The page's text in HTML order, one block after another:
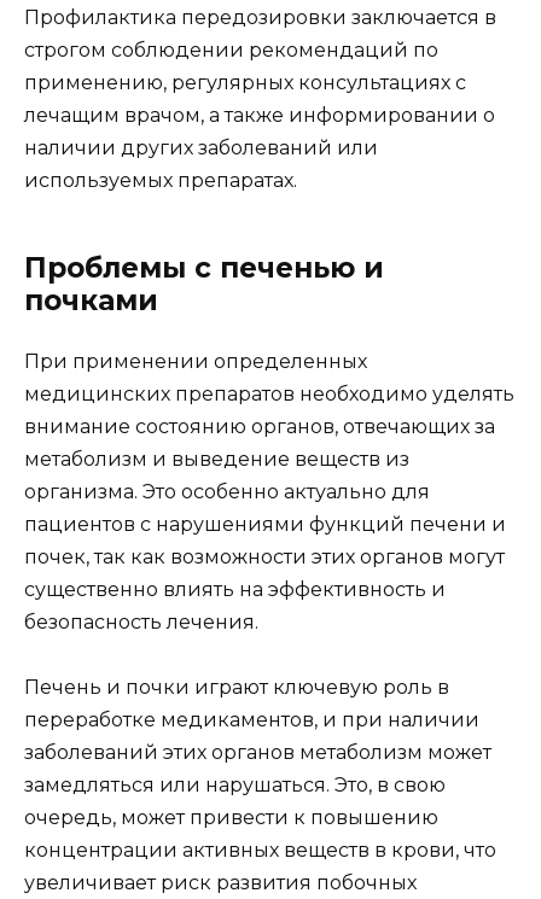
Профилактика передозировки заключается в
строгом соблюдении рекомендаций по
применению, регулярных консультациях с
лечащим врачом, а также информировании о
наличии других заболеваний или
используемых препаратах.
Проблемы с печенью и
почками
При применении определенных
медицинских препаратов необходимо уделять
внимание состоянию органов, отвечающих за
метаболизм и выведение веществ из
организма. Это особенно актуально для
пациентов с нарушениями функций печени и
почек, так как возможности этих органов могут
существенно влиять на эффективность и
безопасность лечения.
Печень и почки играют ключевую роль в
переработке медикаментов, и при наличии
заболеваний этих органов метаболизм может
замедляться или нарушаться. Это, в свою
очередь, может привести к повышению
концентрации активных веществ в крови, что
увеличивает риск развития побочных